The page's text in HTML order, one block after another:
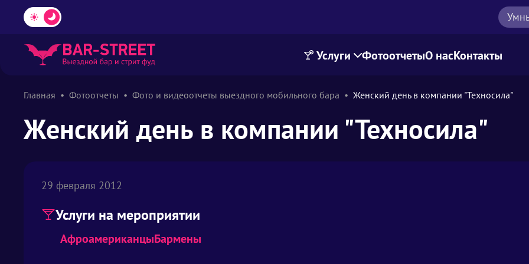
Услуги ФотоотчетыО насКонтакты
Главная Фотоотчеты Фото и видеоотчеты выездного мобильного бара Женский день в компании "Техносила"
Женский день в компании "Техносила"
29 февраля 2012
Услуги на мероприятии
АфроамериканцыБармены